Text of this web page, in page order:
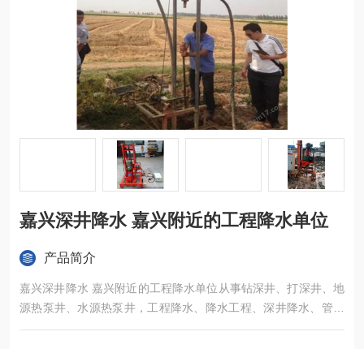
嘉兴深井降水 嘉兴附近的工程降水单位
产品简介
嘉兴深井降水 嘉兴附近的工程降水单位从事钻深井、打深井、地
源热泵井、水源热泵井，工程降水、降水工程、深井降水、管井
降水、水空调冷风机及各种通风降温换气、除尘设备销售及安装